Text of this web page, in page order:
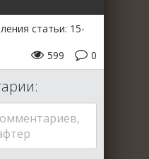
статьи: 15-
0
599